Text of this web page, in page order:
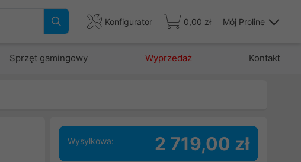
Konfigurator 0,00 zł Mój Proline
Sprzęt gamingowy Wyprzedaż Kontakt
Wysyłkowa: 2 719,00 zł